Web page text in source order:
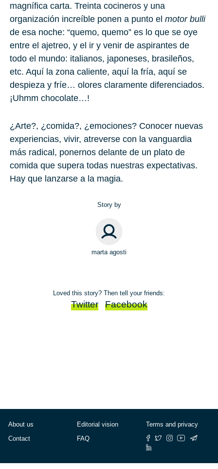
magnífica carta. Treinta cocineros y una
organización increíble ponen a punto el motor bulli
de esa noche: “quemo, quemo” es lo que se oye
entre el ajetreo, y el ir y venir de aspirantes de
todo el mundo: italianos, japoneses, brasileños,
etc. Aquí la zona caliente, aquí la fría, aquí se
despieza y fríe… olores claramente diferenciados.
¡Uhmm chocolate…!
¿Arte?, ¿comida?, ¿emociones? Conocer nuevas
experiencias, vivir, atreverse con la vanguardia
más radical, ponernos delante de un plato de
comida que supera todas nuestras expectativas.
Hay que lanzarse a la magia.
Story by
marta agosti
Loved this story? Then tell your friends:
Twitter Facebook
About us
Contact
Editorial vision
FAQ
Terms and privacy